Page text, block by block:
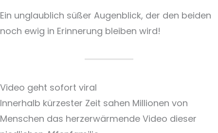
Ein unglaublich süßer Augenblick, der den beiden
noch ewig in Erinnerung bleiben wird!
Video geht sofort viral
Innerhalb kürzester Zeit sahen Millionen von
Menschen das herzerwärmende Video dieser